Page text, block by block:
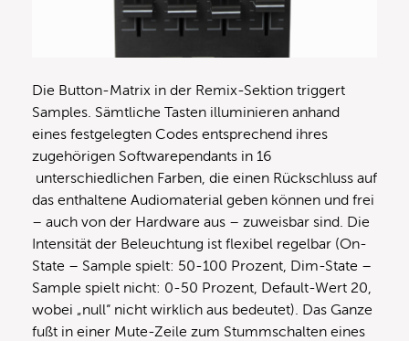
Die Button-Matrix in der Remix-Sektion triggert
Samples. Sämtliche Tasten illuminieren anhand
eines festgelegten Codes entsprechend ihres
zugehörigen Softwarependants in 16
unterschiedlichen Farben, die einen Rückschluss auf
das enthaltene Audiomaterial geben können und frei
– auch von der Hardware aus – zuweisbar sind. Die
Intensität der Beleuchtung ist flexibel regelbar (On-
State – Sample spielt: 50-100 Prozent, Dim-State –
Sample spielt nicht: 0-50 Prozent, Default-Wert 20,
wobei „null“ nicht wirklich aus bedeutet). Das Ganze
fußt in einer Mute-Zeile zum Stummschalten eines